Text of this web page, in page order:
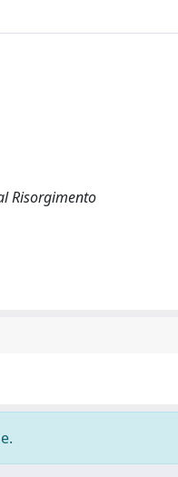
Risorgimento